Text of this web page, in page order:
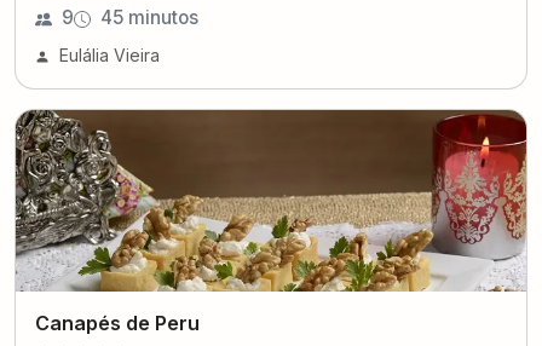
9 45 minutos
Eulália Vieira
Canapés de Peru